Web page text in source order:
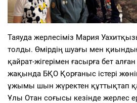
Таяуда жерлесіміз Мария
толды. Өмірдің шуағы мен
қайрат-жігерімен ғасырға бет
жақында БҚО Қорғаныс істері
ұжымы шын жүректен құттықтап
Ұлы Отан соғысы кезінде жерлес